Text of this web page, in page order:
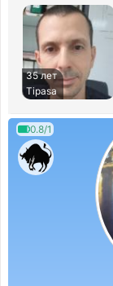
35 лет
Tipasa
0.8/1